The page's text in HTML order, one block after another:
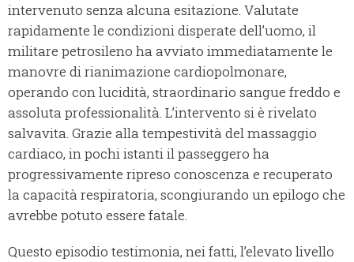
intervenuto senza alcuna esitazione. Valutate
rapidamente le condizioni disperate dell’uomo, il
militare petrosileno ha avviato immediatamente le
manovre di rianimazione cardiopolmonare,
operando con lucidità, straordinario sangue freddo e
assoluta professionalità. L’intervento si è rivelato
salvavita. Grazie alla tempestività del massaggio
cardiaco, in pochi istanti il passeggero ha
progressivamente ripreso conoscenza e recuperato
la capacità respiratoria, scongiurando un epilogo che
avrebbe potuto essere fatale.
Questo episodio testimonia, nei fatti, l’elevato livello